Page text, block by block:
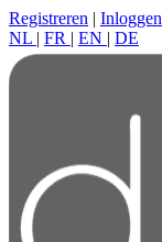
Registreren | Inloggen
NL | FR | EN | DE